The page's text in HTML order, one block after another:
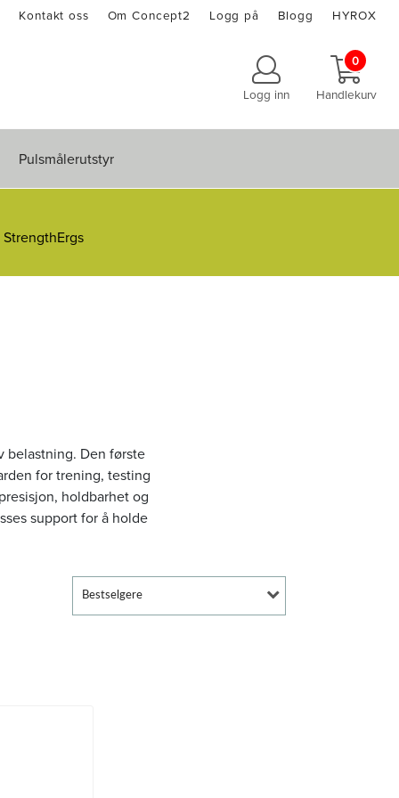
Kontakt oss Om Concept2 Logg på Blogg HYROX
Logg inn
0
Handlekurv
Pulsmålerutstyr
belastning. Den første
for trening, testing
holdbarhet og
support for å holde
Bestselgere